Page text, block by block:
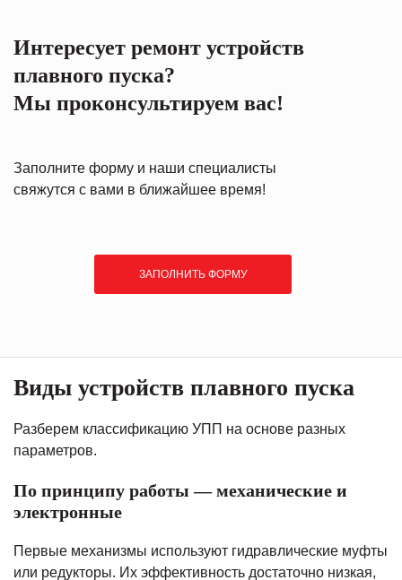
Интересует ремонт устройств
плавного пуска?
Мы проконсультируем вас!
Заполните форму и наши специалисты
свяжутся с вами в ближайшее время!
ЗАПОЛНИТЬ ФОРМУ
Виды устройств плавного пуска
Разберем классификацию УПП на основе разных
параметров.
По принципу работы — механические и
электронные
Первые механизмы используют гидравлические муфты
или редукторы. Их эффективность достаточно низкая,